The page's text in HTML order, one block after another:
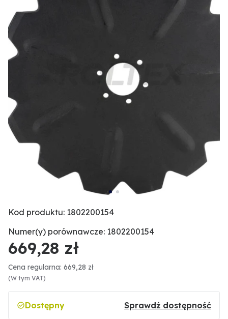
Kod produktu: 1802200154
Numer(y) porównawcze: 1802200154
669,28 zł
Cena regularna: 669,28 zł
(W tym VAT)
Dostępny Sprawdź dostępność